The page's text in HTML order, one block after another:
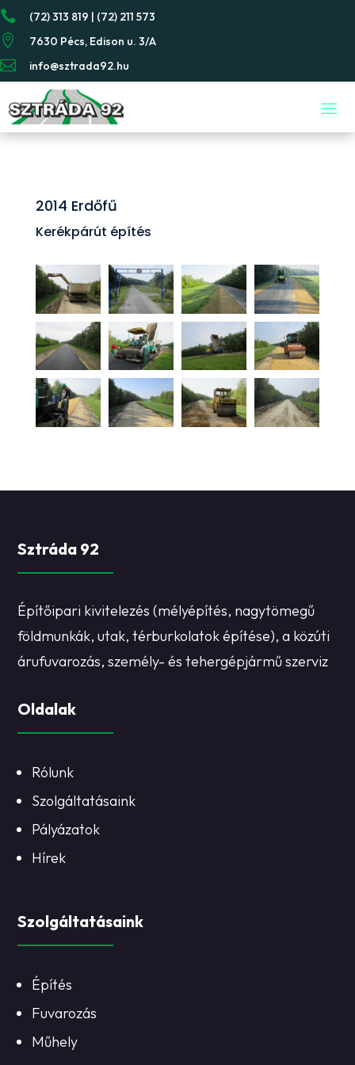
 (72) 313 819 | (72) 211 573
 7630 Pécs, Edison u. 3/A
 info@sztrada92.hu
2014 Erdőfű
Kerékpárút építés
Sztráda 92
Építőipari kivitelezés (mélyépítés, nagytömegű
földmunkák, utak, térburkolatok építése), a közúti
árufuvarozás, személy- és tehergépjármű szerviz
Oldalak
Rólunk
Szolgáltatásaink
Pályázatok
Hírek
Szolgáltatásaink
Építés
Fuvarozás
Műhely